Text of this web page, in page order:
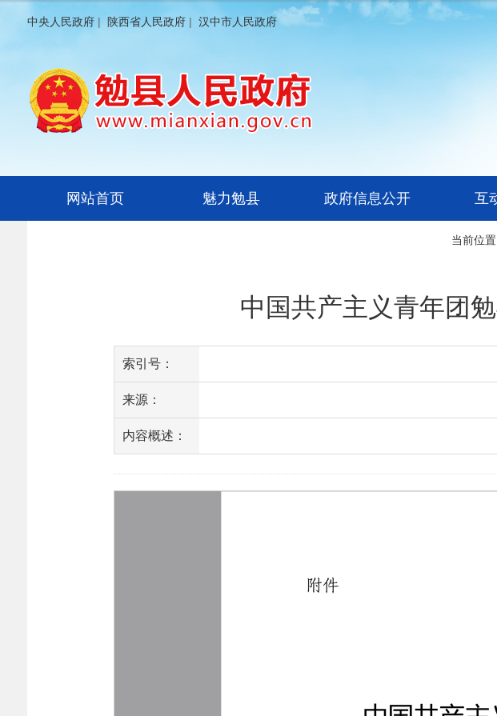
中央人民政府 | 陕西省人民政府 | 汉中市人民政府
网站首页 魅力勉县 政府信息公开 互
当前位置
中国共产主义青年团
索引号：
来源：
内容概述：